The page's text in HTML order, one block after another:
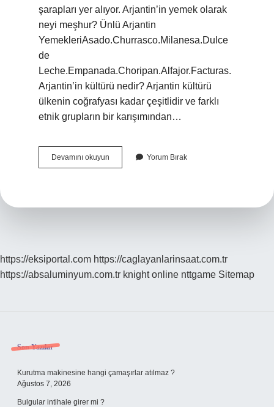
şarapları yer alıyor. Arjantin’in yemek olarak
neyi meşhur? Ünlü Arjantin
YemekleriAsado.Churrasco.Milanesa.Dulce
de
Leche.Empanada.Choripan.Alfajor.Facturas.
Arjantin’in kültürü nedir? Arjantin kültürü
ülkenin coğrafyası kadar çeşitlidir ve farklı
etnik grupların bir karışımından…
Devamını okuyun
Neyle
Yorum Bırak
https://eksiportal.com https://caglayanlarinsaat.com.tr
https://absaluminyum.com.tr knight online nttgame Sitemap
Sidebar
Son Yazılar
Kurutma makinesine hangi çamaşırlar atılmaz ?
Ağustos 7, 2026
Bulgular intihale girer mi ?